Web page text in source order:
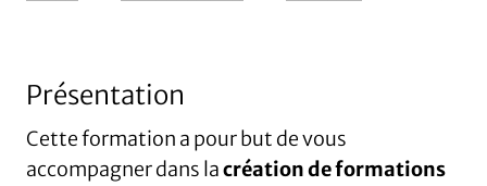
Présentation
Cette formation a pour but de vous
accompagner dans lacréation de formations